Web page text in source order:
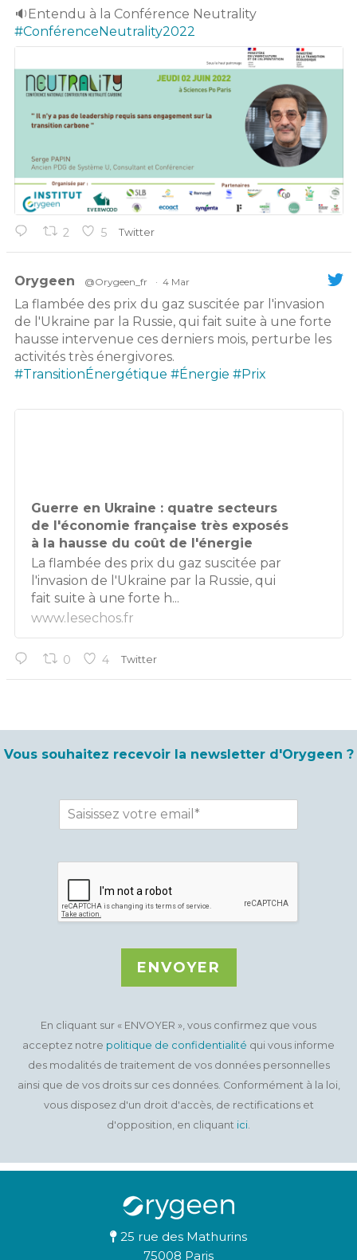
🔉Entendu à la Conférence Neutrality
#ConférenceNeutrality2022
2 5 Twitter
Orygeen @Orygeen_fr · 4 Mar
La flambée des prix du gaz suscitée par l'invasion
de l'Ukraine par la Russie, qui fait suite à une forte
hausse intervenue ces derniers mois, perturbe les
activités très énergivores.
#TransitionÉnergétique #Énergie #Prix
Guerre en Ukraine : quatre secteurs
de l'économie française très exposés
à la hausse du coût de l'énergie
La flambée des prix du gaz suscitée par
l'invasion de l'Ukraine par la Russie, qui
fait suite à une forte h...
www.lesechos.fr
0 4 Twitter
Vous souhaitez recevoir la newsletter d'Orygeen ?
ENVOYER
En cliquant sur « ENVOYER », vous confirmez que vous
acceptez notre politique de confidentialité qui vous informe
des modalités de traitement de vos données personnelles
ainsi que de vos droits sur ces données. Conformément à la loi,
vous disposez d'un droit d'accès, de rectifications et
d'opposition, en cliquant ici
25 rue des Mathurins
75008 Paris